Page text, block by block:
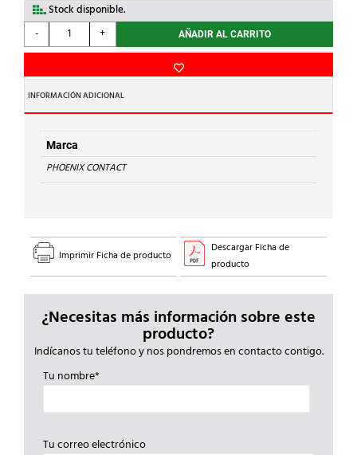
Stock disponible.
-
PHOENIX
CONTACT
BORNE
UT
6-
HESI(6,3x32)
cantidad
+ AÑADIR AL CARRITO
INFORMACIÓN ADICIONAL
Marca
PHOENIX CONTACT
Imprimir Ficha de producto
Descargar Ficha de
producto
¿Necesitas más información sobre este
producto?
Indícanos tu teléfono y nos pondremos en contacto contigo.
Tu nombre*
Tu correo electrónico